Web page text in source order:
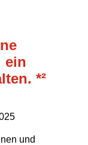
ein
*²
und